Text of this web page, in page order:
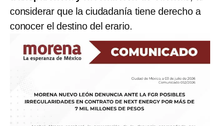
considerar que la ciudadanía tiene derecho a
conocer el destino del erario.